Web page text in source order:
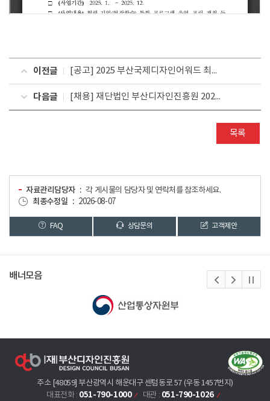
이전글 [공고] 2025 부산국제디자인어워드 최종 심사 결과 공고
다음글 [채용] 재단법인 부산디자인진흥원 2025년 상반기 기간제 직원 채용 채용대상자 발표
목록
자료관리담당자
각 게시물의 담당자 및 연락처를 참조하세요.
최종수정일
2026-08-07
FAQ 상담문의 고객제안
배너모음
주소 [48059] 부산광역시 해운대구 센텀동로 57 (우동 1457번지)
대표전화 : 051-790-1000 대관 : 051-790-1026